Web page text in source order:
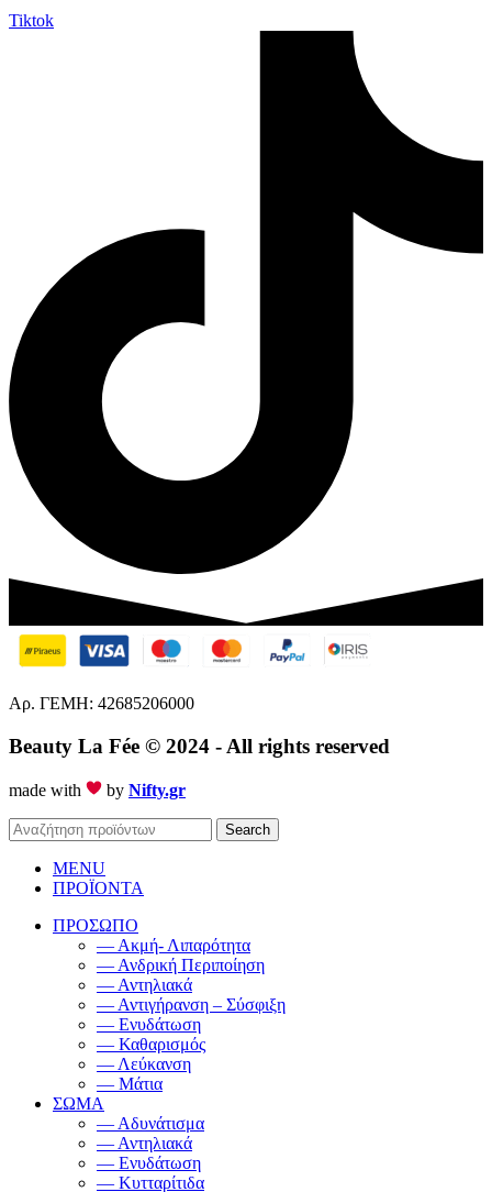
Tiktok
Αρ. ΓΕΜΗ: 42685206000
Beauty La Fée © 2024 - All rights reserved
made with by Nifty.gr
Search
MENU
ΠΡΟΪΟΝΤΑ
ΠΡΟΣΩΠΟ
— Ακμή- Λιπαρότητα
— Ανδρική Περιποίηση
— Αντηλιακά
— Αντιγήρανση – Σύσφιξη
— Ενυδάτωση
— Καθαρισμός
— Λεύκανση
— Μάτια
ΣΩΜΑ
— Αδυνάτισμα
— Αντηλιακά
— Ενυδάτωση
— Κυτταρίτιδα